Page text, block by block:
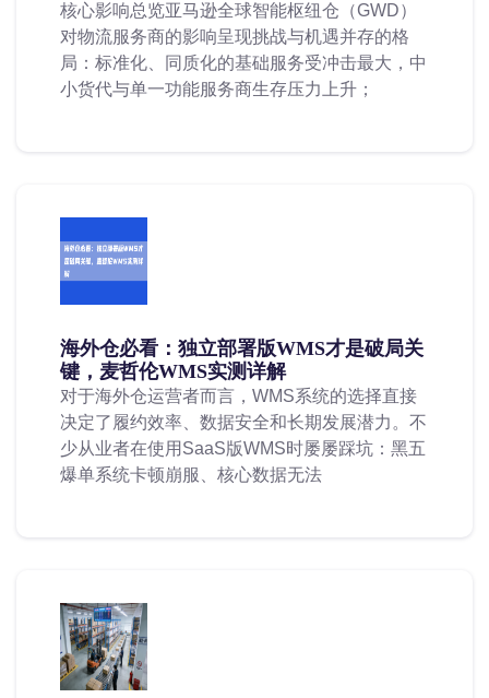
核心影响总览亚马逊全球智能枢纽仓（GWD）
对物流服务商的影响呈现挑战与机遇并存的格
局：标准化、同质化的基础服务受冲击最大，中
小货代与单一功能服务商生存压力上升；
海外仓必看：独立部署版WMS才是破局关
键，麦哲伦WMS实测详解
对于海外仓运营者而言，WMS系统的选择直接
决定了履约效率、数据安全和长期发展潜力。不
少从业者在使用SaaS版WMS时屡屡踩坑：黑五
爆单系统卡顿崩服、核心数据无法